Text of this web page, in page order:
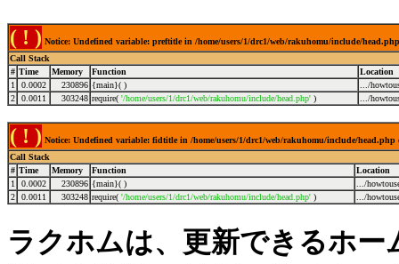
( ! ) Notice: Undefined variable: preftitle in /home/users/1/drc1/web/rakuhomu/include/
Call Stack
# Time Memory Function
Location
1
0.0002 230896 {main}( )
.../
2
0.0011 303248 require( '/home/users/1/drc1/web/rakuhomu/include/head.php' ) .../
( ! ) Notice: Undefined variable: fidtitle in /home/users/1/drc1/web/rakuhomu/include/
Call Stack
# Time Memory Function
Location
1
0.0002 230896 {main}( )
.../
2
0.0011 303248 require( '/home/users/1/drc1/web/rakuhomu/include/head.php' ) .../
ラクホムは、更新できるホ